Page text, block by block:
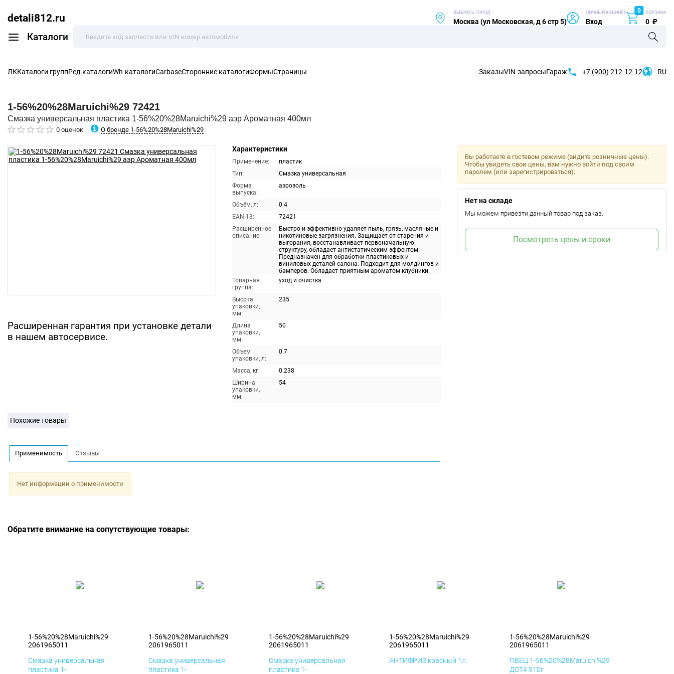
detali812.ru
Каталоги
ВЫБРАТЬ ГОРОД
Москва (ул Московская, д 6 стр 5)
ЛИЧНЫЙ КАБИНЕТ
Вход
0 КОРЗИНА
0 ₽
ЛККаталоги группРед.каталогиWh-каталогиCarbaseСторонние каталогиФормыСтраницы ЗаказыVIN-запросыГараж +7 (900) 212-12-12 RU
1-56%20%28Maruichi%29 72421
Смазка универсальная пластика 1-56%20%28Maruichi%29 аэр Ароматная 400мл
0 оценок О бренде 1-56%20%28Maruichi%29
Расширенная гарантия при установке детали
в нашем автосервисе.
Характеристики
Применение:
пластик
Тип:
Смазка универсальная
Форма
выпуска:
аэрозоль
Объём, л:
0.4
EAN-13:
72421
Расширенное
описание:
Быстро и эффективно удаляет пыль, грязь, масляные и
никотиновые загрязнения. Защищает от старения и
выгорания, восстанавливает первоначальную
структуру, обладает антистатическим эффектом.
Предназначен для обработки пластиковых и
виниловых деталей салона. Подходит для молдингов и
бамперов. Обладает приятным ароматом клубники.
Товарная
группа:
уход и очистка
Высота
упаковки,
мм:
235
Длина
упаковки,
мм:
50
Объем
упаковки, л:
0.7
Масса, кг:
0.238
Ширина
упаковки,
мм:
54
Вы работаете в гостевом режиме (видите розничные цены).
Чтобы увидеть свои цены, вам нужно войти под своим
паролем (или зарегистрироваться).
Нет на складе
Мы можем привезти данный товар под заказ.
Посмотреть цены и сроки
Похожие товары
Применимость Отзывы
Нет информации о применимости
Обратите внимание на сопутствующие товары:
1-56%20%28Maruichi%29
2061965011
Смазка универсальная
пластика 1-
1-56%20%28Maruichi%29
2061965011
Смазка универсальная
пластика 1-
1-56%20%28Maruichi%29
2061965011
Смазка универсальная
пластика 1-
1-56%20%28Maruichi%29
2061965011
АНТИФРИЗ красный 1л.
1-56%20%28Maruichi%29
2061965011
ПВЕЦ 1-56%20%28Maruichi%29
ДОТ4 910г